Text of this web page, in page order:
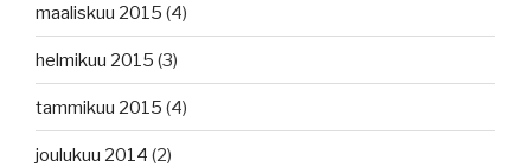
maaliskuu 2015 (4)
helmikuu 2015 (3)
tammikuu 2015 (4)
joulukuu 2014 (2)